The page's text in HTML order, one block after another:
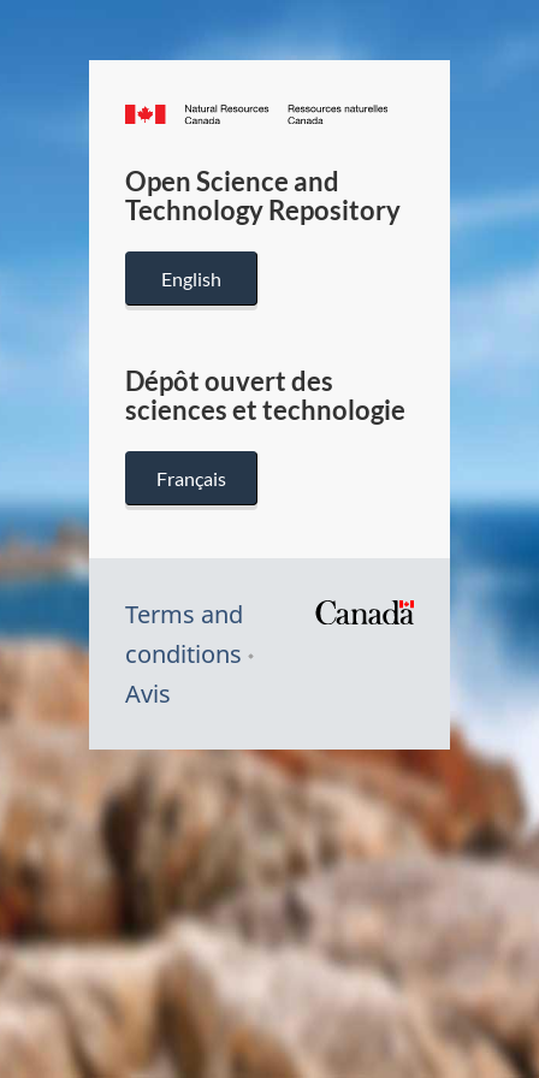
Canada.ca
/
Canada
Open Science and
Technology Repository
English
Dépôt ouvert des
sciences et technologie
Français
Terms and
conditions
Avis
Symbole
du
Canada